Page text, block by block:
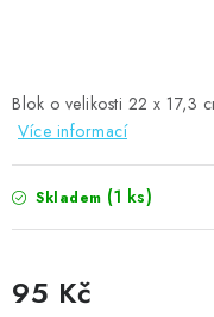
Blok o velikosti 22 x 17,3
Více informací
Skladem (1 ks)
95 Kč